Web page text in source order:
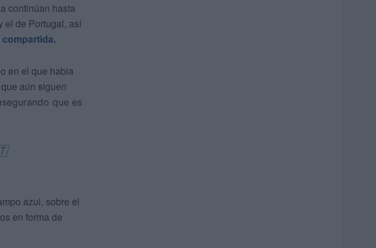
continúan hasta
el de Portugal, así
en el que habla
aún siguen
que es
azul, sobre el
en forma de